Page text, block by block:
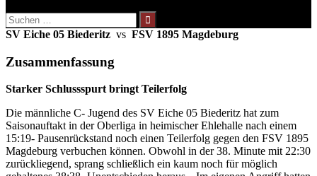
Suchen
nach:
SV Eiche 05 Biederitz vs FSV 1895 Magdeburg
Zusammenfassung
Starker Schlussspurt bringt Teilerfolg
Die männliche C- Jugend des SV Eiche 05 Biederitz hat zum
Saisonauftakt in der Oberliga in heimischer Ehlehalle nach einem
15:19- Pausenrückstand noch einen Teilerfolg gegen den FSV 1895
Magdeburg verbuchen können. Obwohl in der 38. Minute mit 22:30
zurückliegend, sprang schließlich ein kaum noch für möglich